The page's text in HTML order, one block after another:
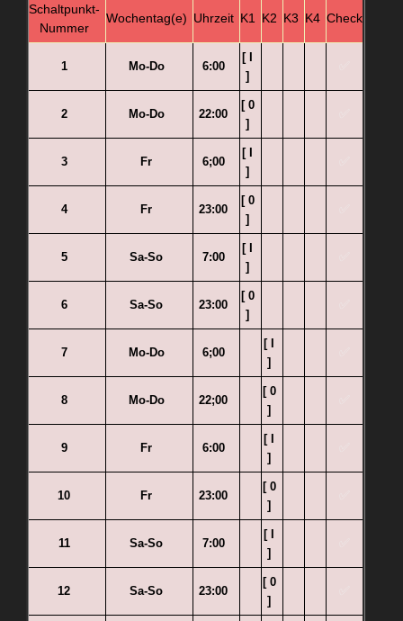
Schaltpunkt-
Nummer
Wochentag(e) Uhrzeit K1 K2 K3 K4 Check
1 Mo-Do 6:00
[ I
]
2 Mo-Do 22:00
[ 0
]
3 Fr 6;00
[ I
]
4 Fr 23:00
[ 0
]
5 Sa-So 7:00
[ I
]
6 Sa-So 23:00
[ 0
]
7 Mo-Do 6;00
[ I
]
8 Mo-Do 22;00
[ 0
]
9 Fr 6:00
[ I
]
10 Fr 23:00
[ 0
]
11 Sa-So 7:00
[ I
]
12 Sa-So 23:00
[ 0
]